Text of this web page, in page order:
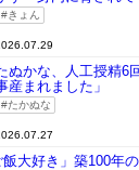
きょん
ぬかな、人工授精6
産まれました」
たかぬな
大好き」築100年